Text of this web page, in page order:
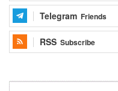
Telegram Friends
RSS Subscribe